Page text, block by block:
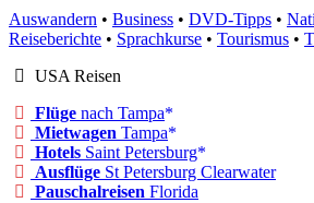
Auswandern • Business • DVD-Tipps •
Reiseberichte • Sprachkurse • Tourismus •
USA Reisen
Flüge nach Tampa
Mietwagen Tampa
Hotels Saint Petersburg
Ausflüge St Petersburg Clearwater
Pauschalreisen Florida